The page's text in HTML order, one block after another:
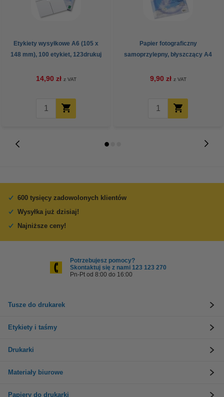
Etykiety wysyłkowe A6 (105 x
148 mm), 100 etykiet, 123drukuj
14,90 zł z VAT
Papier fotograficzny
samoprzylepny, błyszczący A4
9,90 zł z VAT
600 tysięcy zadowolonych klientów
Wysyłka już dzisiaj!
Najniższe ceny!
Potrzebujesz pomocy?
Skontaktuj się z nami 123 123 270
Pn-Pt od 8:00 do 16:00
Tusze do drukarek
Etykiety i taśmy
Drukarki
Materiały biurowe
Papiery do drukarki